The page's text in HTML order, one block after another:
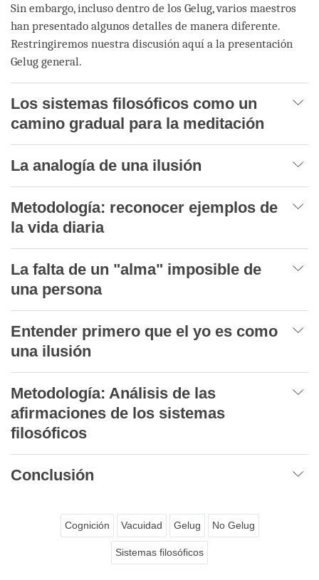
Sin embargo, incluso dentro de los Gelug, varios maestros
han presentado algunos detalles de manera diferente.
Restringiremos nuestra discusión aquí a la presentación
Gelug general.
Los sistemas filosóficos como un
camino gradual para la meditación
La analogía de una ilusión
Metodología: reconocer ejemplos de
la vida diaria
La falta de un "alma" imposible de
una persona
Entender primero que el yo es como
una ilusión
Metodología: Análisis de las
afirmaciones de los sistemas
filosóficos
Conclusión
Cognición Vacuidad Gelug No Gelug
Sistemas filosóficos